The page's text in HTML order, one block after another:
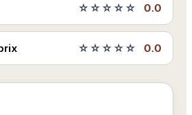
☆☆☆☆☆ 0.0
☆☆☆☆☆ 0.0